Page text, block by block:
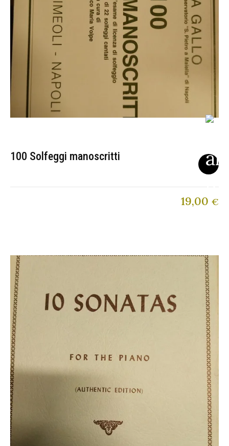
100 Solfeggi manoscritti
19,00 €